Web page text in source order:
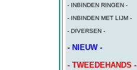
- INBINDEN RINGEN -
- INBINDEN MET LIJM -
- DIVERSEN -
- NIEUW -
- TWEEDEHANDS -